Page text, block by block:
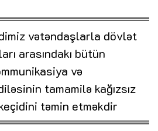
vətəndaşlarla dövlət
arasındakı bütün
və
tamamilə kağızsız
təmin etməkdir